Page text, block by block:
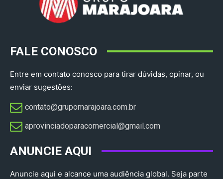
FALE CONOSCO
Entre em contato conosco para tirar dúvidas, opinar, ou
enviar sugestões:
contato@grupomarajoara.com.br
aprovinciadoparacomercial@gmail.com​
ANUNCIE AQUI
Anuncie aqui e alcance uma audiência global. Seja parte